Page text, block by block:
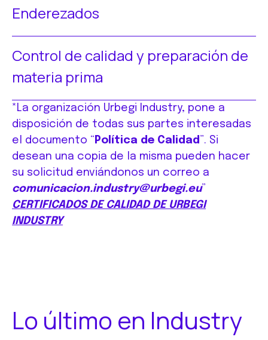
Enderezados
Control de calidad y preparación de
materia prima
*La organización Urbegi Industry, pone a
disposición de todas sus partes interesadas
el documento “ Política de Calidad
”. Si
desean una copia de la misma pueden hacer
su solicitud enviándonos un correo a
comunicacion.industry@urbegi.eu”
CERTIFICADOS DE CALIDAD DE URBEGI
INDUSTRY
Lo último en Industry